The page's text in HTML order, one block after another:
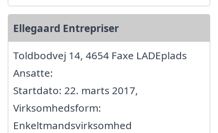
Ellegaard Entrepriser
Toldbodvej 14, 4654 Faxe LADEplads
Ansatte:
Startdato: 22. marts 2017,
Virksomhedsform:
Enkeltmandsvirksomhed